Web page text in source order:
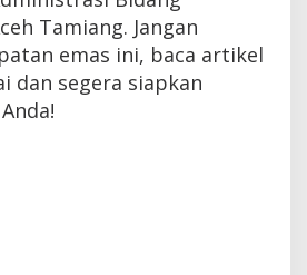
Tamiang. Jangan
emas ini, baca artikel
dan segera siapkan